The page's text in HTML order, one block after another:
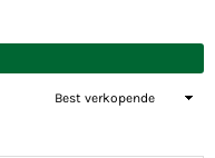
Sorteer